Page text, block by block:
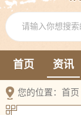
首页 资讯
您的位置： 首页